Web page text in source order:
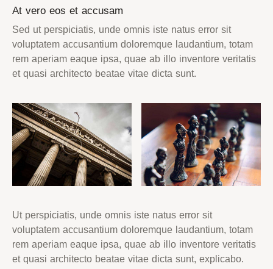
At vero eos et accusam
Sed ut perspiciatis, unde omnis iste natus error sit
voluptatem accusantium doloremque laudantium, totam
rem aperiam eaque ipsa, quae ab illo inventore veritatis
et quasi architecto beatae vitae dicta sunt.
Ut perspiciatis, unde omnis iste natus error sit
voluptatem accusantium doloremque laudantium, totam
rem aperiam eaque ipsa, quae ab illo inventore veritatis
et quasi architecto beatae vitae dicta sunt, explicabo.